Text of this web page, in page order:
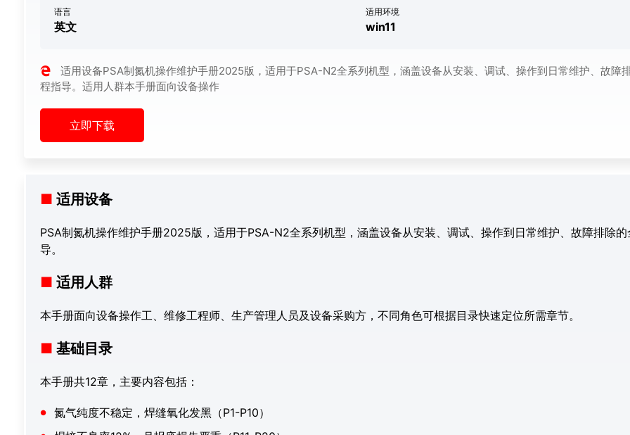
语言
英文
适用环境
win11
适用设备PSA制氮机操作维护手册2025版，适用于PSA-N2全系列机型，涵盖设备从安装、调试、操作到日常维护、故障
程指导。适用人群本手册面向设备操作
立即下载
适用设备
PSA制氮机操作维护手册2025版，适用于PSA-N2全系列机型，涵盖设备从安装、调试、操作到日常维护、故障排除的
导。
适用人群
本手册面向设备操作工、维修工程师、生产管理人员及设备采购方，不同角色可根据目录快速定位所需章节。
基础目录
本手册共12章，主要内容包括：
氮气纯度不稳定，焊缝氧化发黑（P1-P10）